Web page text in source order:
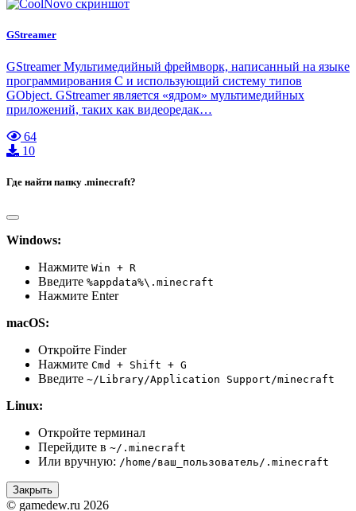
GStreamer
GStreamer Мультимедийный фреймворк, написанный на языке
программирования C и использующий систему типов
GObject. GStreamer является «ядром» мультимедийных
приложений, таких как видеоредак…
64
10
Где найти папку .minecraft?
Windows:
Нажмите Win + R
Введите %appdata%\.minecraft
Нажмите Enter
macOS:
Откройте Finder
Нажмите Cmd + Shift + G
Введите ~/Library/Application Support/minecraft
Linux:
Откройте терминал
Перейдите в ~/.minecraft
Или вручную: /home/ваш_пользователь/.minecraft
Закрыть
© gamedew.ru 2026